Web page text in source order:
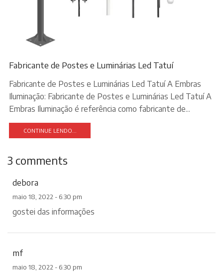
Fabricante de Postes e Luminárias Led Tatuí
Fabricante de Postes e Luminárias Led Tatuí A Embras
Iluminação: Fabricante de Postes e Luminárias Led Tatuí A
Embras Iluminação é referência como fabricante de...
CONTINUE LENDO...
3 comments
debora
maio 18, 2022 - 6:30 pm
gostei das informações
mf
maio 18, 2022 - 6:30 pm